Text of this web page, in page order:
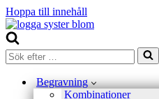
Hoppa till innehåll
Sök
efter
Begravning
Kombinationer